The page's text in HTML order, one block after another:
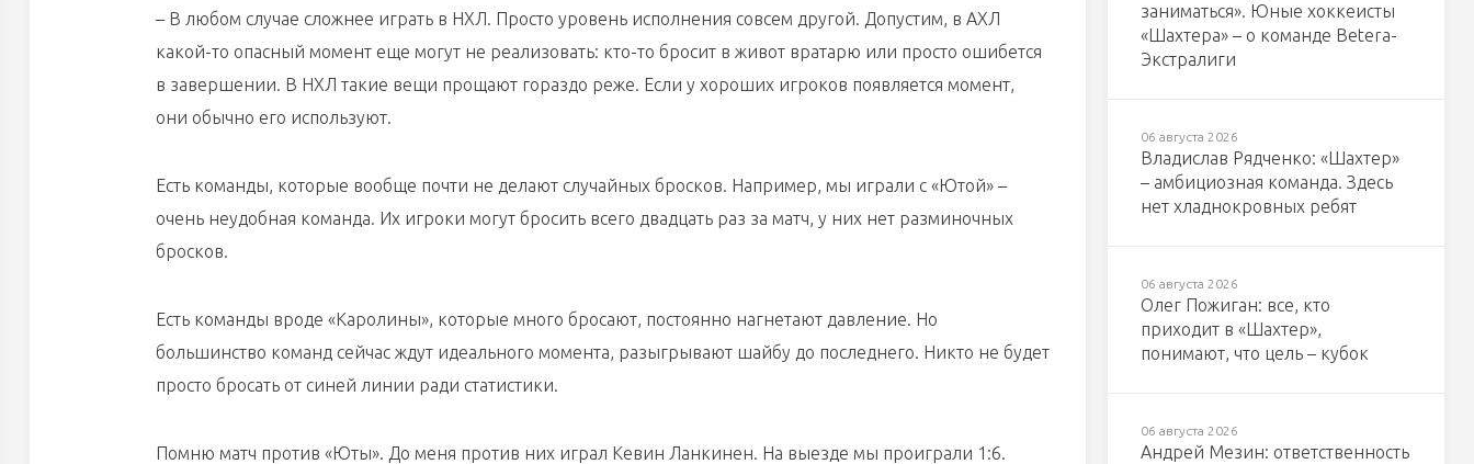
– В любом случае сложнее играть в НХЛ. Просто уровень исполнения совсем другой. Допустим, в АХЛ
какой-то опасный момент еще могут не реализовать: кто-то бросит в живот вратарю или просто ошибется
в завершении. В НХЛ такие вещи прощают гораздо реже. Если у хороших игроков появляется момент,
они обычно его используют.
Есть команды, которые вообще почти не делают случайных бросков. Например, мы играли с «Ютой» –
очень неудобная команда. Их игроки могут бросить всего двадцать раз за матч, у них нет разминочных
бросков.
Есть команды вроде «Каролины», которые много бросают, постоянно нагнетают давление. Но
большинство команд сейчас ждут идеального момента, разыгрывают шайбу до последнего. Никто не будет
просто бросать от синей линии ради статистики.
Помню матч против «Юты». До меня против них играл Кевин Ланкинен. На выезде мы проиграли 1:6.
заниматься». Юные хоккеисты
«Шахтера» – о команде Betera-
Экстралиги
06 августа 2026
Владислав Рядченко: «Шахтер»
– амбициозная команда. Здесь
нет хладнокровных ребят
06 августа 2026
Олег Пожиган: все, кто
приходит в «Шахтер»,
понимают, что цель – кубок
06 августа 2026
Андрей Мезин: ответственность